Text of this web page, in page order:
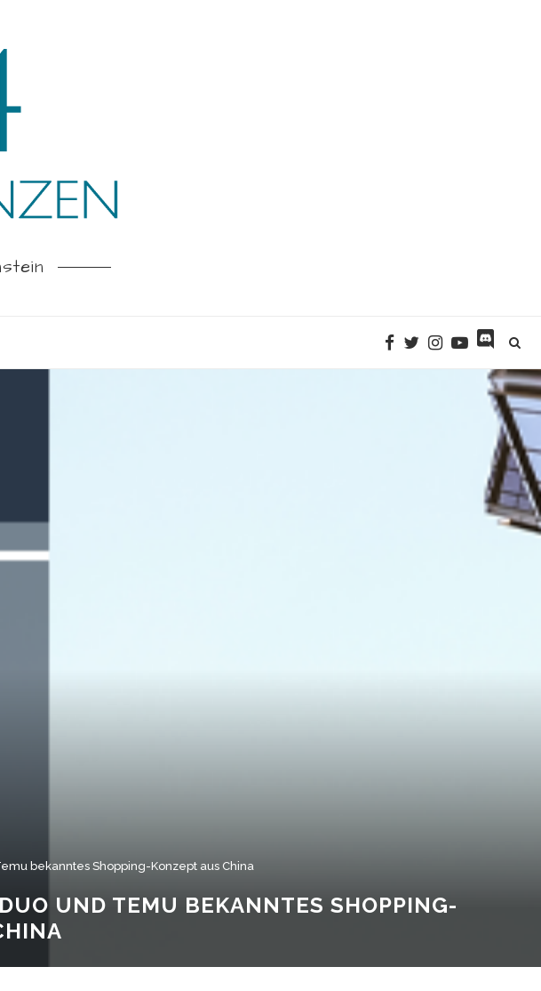
bekanntes Shopping-Konzept aus China
UND TEMU BEKANNTES SHOPPING-